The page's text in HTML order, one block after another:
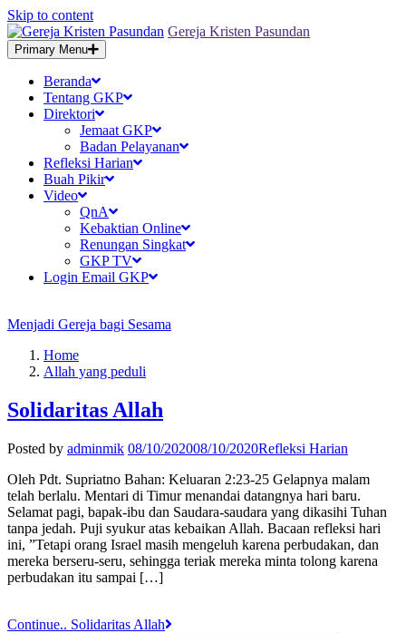
Skip to content
Gereja Kristen Pasundan
Primary Menu
Beranda
Tentang GKP
Direktori
Jemaat GKP
Badan Pelayanan
Refleksi Harian
Buah Pikir
Video
QnA
Kebaktian Online
Renungan Singkat
GKP TV
Login Email GKP
Menjadi Gereja bagi Sesama
Home
Allah yang peduli
Solidaritas Allah
Posted by adminmik 08/10/202008/10/2020Refleksi Harian
Oleh Pdt. Supriatno Bahan: Keluaran 2:23-25 Gelapnya malam
telah berlalu. Mentari di Timur menandai datangnya hari baru.
Selamat pagi, bapak-ibu dan Saudara-saudara yang dikasihi Tuhan
tanpa jedah. Puji syukur atas kebaikan Allah. Bacaan refleksi hari
ini, ”Tetapi orang Israel masih mengeluh karena perbudakan, dan
mereka berseru-seru, sehingga teriak mereka minta tolong karena
perbudakan itu sampai […]
Continue.. Solidaritas Allah